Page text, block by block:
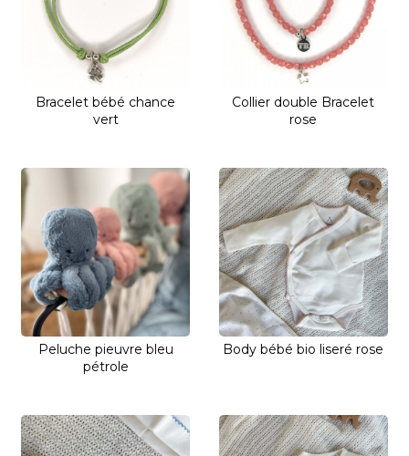
Bracelet bébé chance
vert
Collier double Bracelet
rose
Peluche pieuvre bleu
pétrole
Body bébé bio liseré rose